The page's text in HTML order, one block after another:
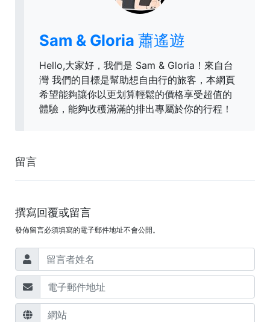
Sam & Gloria 蕭遙遊
Hello,大家好，我們是 Sam & Gloria！來自台
灣 我們的目標是幫助想自由行的旅客，本網頁
希望能夠讓你以更划算輕鬆的價格享受超值的
體驗，能夠收穫滿滿的排出專屬於你的行程！
留言
撰寫回覆或留言
發佈留言必須填寫的電子郵件地址不會公開。